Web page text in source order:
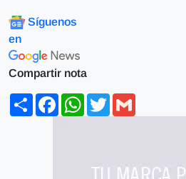
Síguenos
en
Compartir nota
ShareFacebookWhatsApp
Twitter